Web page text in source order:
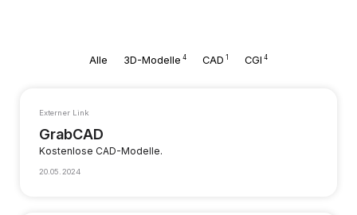
Alle 3D-Modelle 4 CAD 1 CGI 4
Externer Link
GrabCAD
Kostenlose CAD-Modelle.
20.05.2024